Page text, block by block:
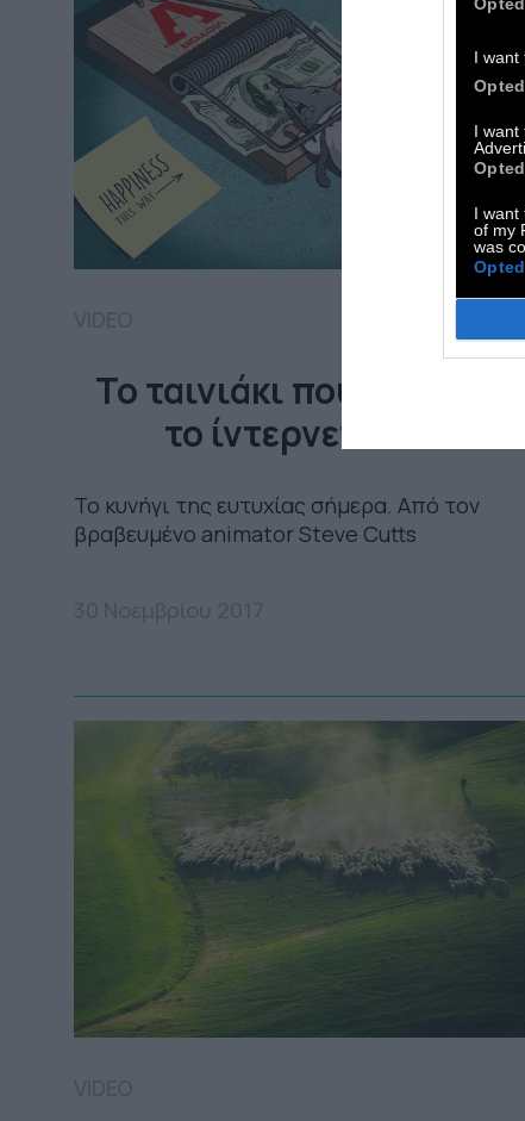
I want
I want
I want
of my
was
Το ταινιάκι που αγάπησε
το ίντερνετ #30
Το κυνήγι της ευτυχίας σήμερα. Από τον
βραβευμένο animator Steve Cutts